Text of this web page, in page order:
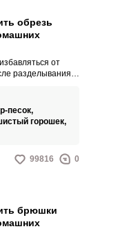
обрезь
от
разделывания
из них
песок,
горошек,
99816 0
брюшки